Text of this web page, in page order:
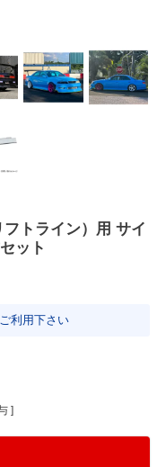
トライン）用 サイ
ット
利用下さい
]